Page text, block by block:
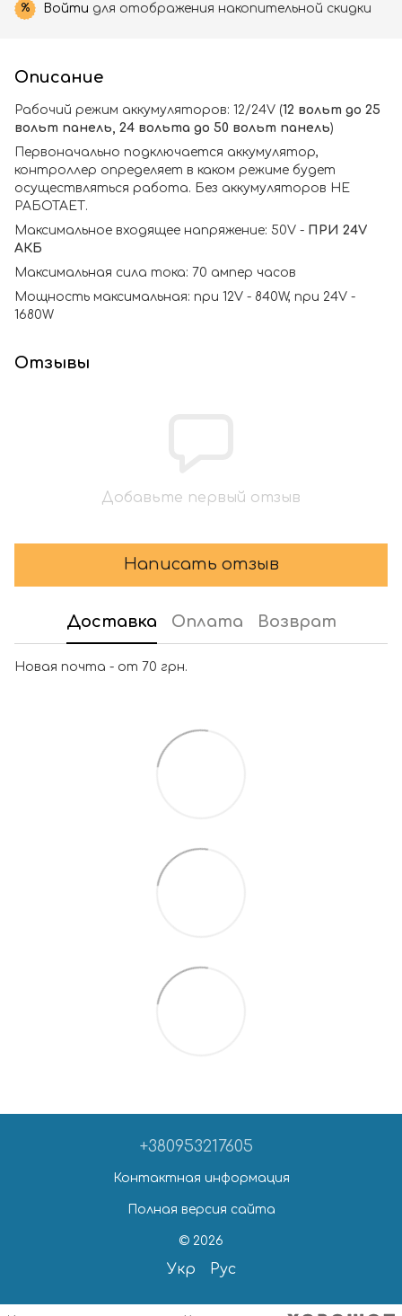
% Войти для отображения накопительной скидки
Описание
Рабочий режим аккумуляторов: 12/24V (12 вольт до 25
вольт панель, 24 вольта до 50 вольт панель)
Первоначально подключается аккумулятор,
контроллер определяет в каком режиме будет
осуществляться работа. Без аккумуляторов НЕ
РАБОТАЕТ.
Максимальное входящее напряжение: 50V - ПРИ 24V
АКБ
Максимальная сила тока: 70 ампер часов
Мощность максимальная: при 12V - 840W, при 24V -
1680W
Отзывы
Добавьте первый отзыв
Написать отзыв
Доставка Оплата Возврат
Новая почта - от 70 грн.
+380953217605
Контактная информация
Полная версия сайта
© 2026
Укр Рус